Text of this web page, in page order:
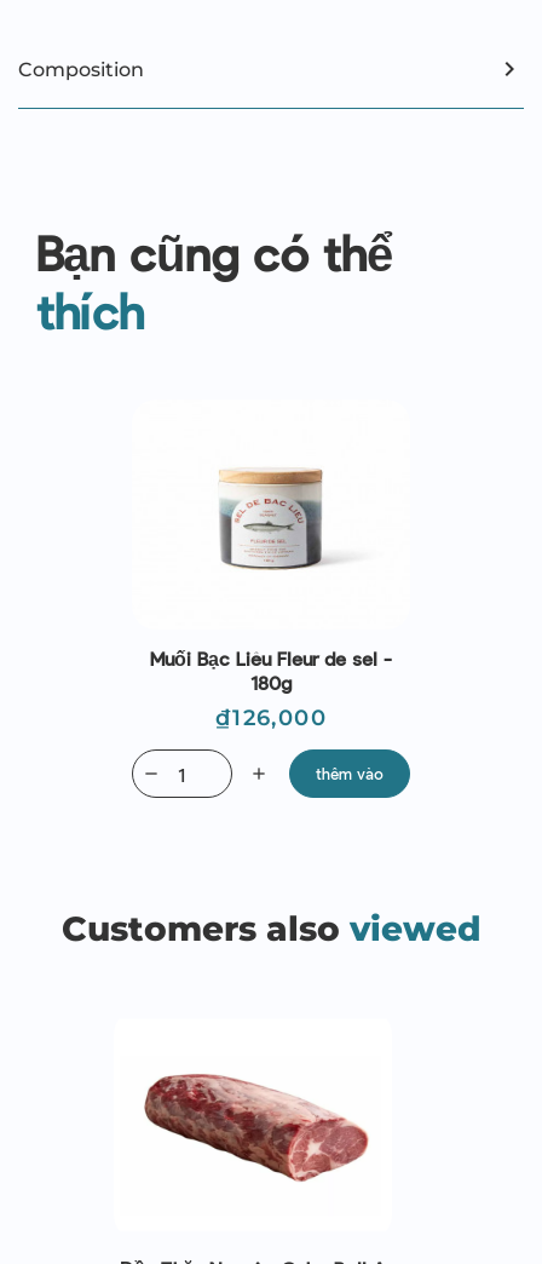
Composition
Bạn cũng có thể
thích
Muối Bạc Liêu Fleur de sel -
180g
Giá
₫126,000
add
remove thêm vào
Customers also viewed